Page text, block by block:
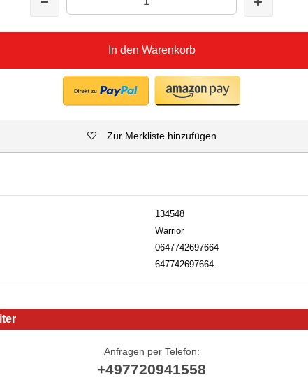
In den Warenkorb
Zur Merkliste hinzufügen
134548
Warrior
0647742697664
647742697664
Anfragen per Telefon:
+497720941558